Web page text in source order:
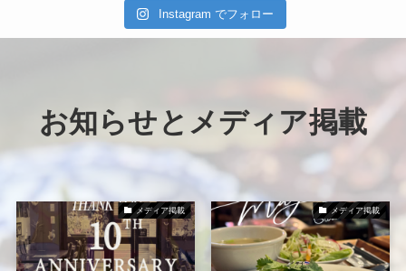
Instagram でフォロー
お知らせとメディア掲載
メディア掲載 メディア掲載